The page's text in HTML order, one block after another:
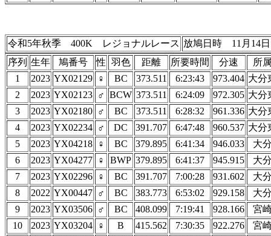
令和5年秋季 400K レジョナルレース 放鳩日時 11月14
序列 生年 鳩番号 性 羽色 距離 所要時間 分速
所
1
2023 YX02129 ♀ BC 373.511 6:23:43 973.404 大分
2
2023 YX02123 ♂ BCW 373.511 6:24:09 972.305 大分
3
2023 YX02180 ♂ BC 373.511 6:28:32 961.336 大分
4
2023 YX02234 ♂ DC 391.707 6:47:48 960.537 大分
5
2023 YX04218 ♀ BC 379.895 6:41:34 946.033
大
6
2023 YX04277 ♀ BWP 379.895 6:41:37 945.915
大
7
2023 YX02296 ♀ BC 391.707 7:00:28 931.602
大
8
2022 YX00447 ♂ BC 383.773 6:53:02 929.158
大
9
2023 YX03506 ♂ BC 408.099 7:19:41 928.166
宮
10
2023 YX03204 ♀ B 415.562 7:30:35 922.276
宮